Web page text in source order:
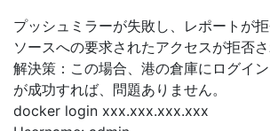
プッシュミラーが失敗し、レポートが
ソースへの要求されたアクセスが拒否
解決策：この場合、港の倉庫にログイ
が成功すれば、問題ありません。
docker login xxx.xxx.xxx.xxx